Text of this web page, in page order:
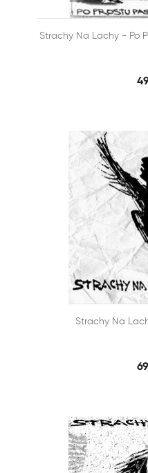
DODAJ DO KOSZYKA
Strachy Na Lachy - Po
DODAJ DO
Strachy Na